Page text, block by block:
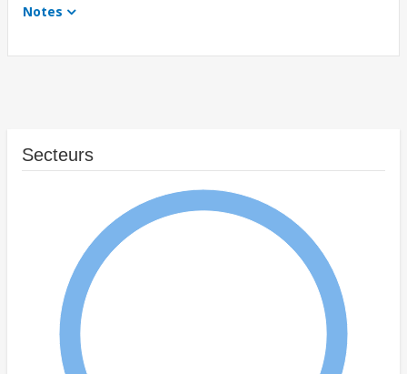
Notes
Secteurs